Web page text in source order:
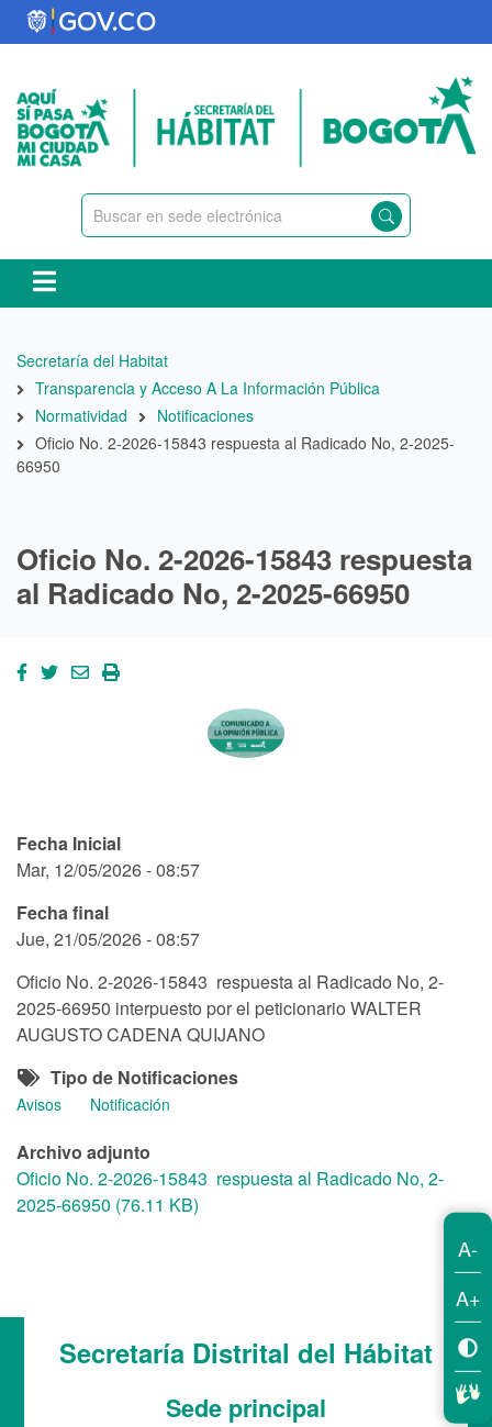
Pasar
al
principal
Ruta
de
navegación
Secretaría del Habitat
Transparencia y Acceso A La Información Pública
Normatividad
Notificaciones
Oficio No. 2-2026-15843 respuesta al Radicado No, 2-2025-
66950
Oficio No. 2-2026-15843 respuesta
al Radicado No, 2-2025-66950
Fecha Inicial
Mar, 12/05/2026 - 08:57
Fecha final
Jue, 21/05/2026 - 08:57
Oficio No. 2-2026-15843 respuesta al Radicado No, 2-
2025-66950 interpuesto por el peticionario WALTER
AUGUSTO CADENA QUIJANO
Tipo de Notificaciones
Avisos Notificación
Archivo adjunto
Oficio No. 2-2026-15843 respuesta al Radicado No, 2-
2025-66950 (76.11 KB)
Secretaría Distrital del Hábitat
Sede principal
A-
A+